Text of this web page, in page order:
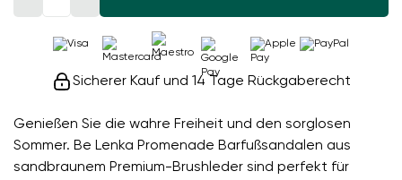
Genießen Sie die wahre Freiheit und den sorglosen
Sommer. Be Lenka Promenade Barfußsandalen aus
sandbraunem Premium-Brushleder sind perfekt für
Sicherer Kauf und 14 Tage Rückgaberecht